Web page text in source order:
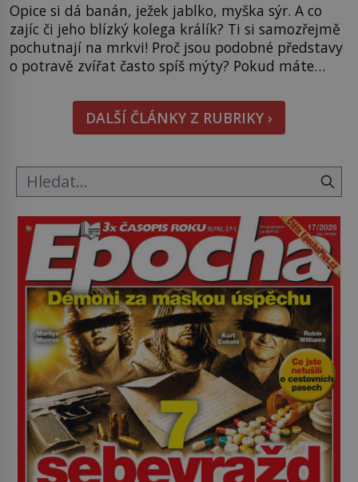
Opice si dá banán, ježek jablko, myška sýr. A co
zajíc či jeho blízký kolega králík? Ti si samozřejmě
pochutnají na mrkvi! Proč jsou podobné představy
o potravě zvířat často spíš mýty? Pokud máte
i bude chutnat, ovšem měl by ji mít jen jako
občasný pamlsek. […]DALŠÍ ČLÁNKY Z RUBRIKY ›